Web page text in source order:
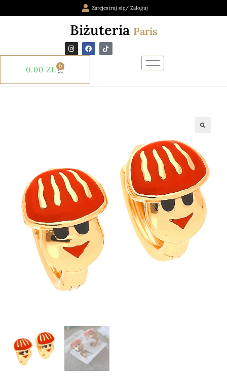
Zarejestruj się/ Zaloguj
Biżuteria Paris
0.00 ZŁ 0